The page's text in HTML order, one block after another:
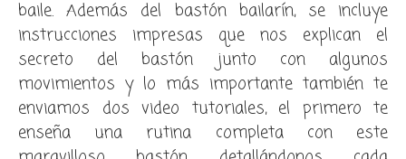
baile. Además del bastón bailarín, se incluye
instrucciones impresas que nos explican el
secreto del bastón junto con algunos
movimientos y lo más importante también te
enviamos dos video tutoriales, el primero te
enseña una rutina completa con este